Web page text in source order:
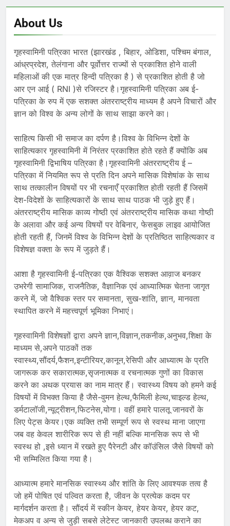
About Us
गृहस्वामिनी पत्रिका भारत (झारखंड , बिहार, ओडिशा, पश्चिम बंगाल,
आंध्रप्रदेश, तेलंगाना और पूर्वोत्तर राज्यों से प्रकाशित होने वाली
महिलाओं की एक मात्र हिन्दी पत्रिका है ) से प्रकाशित होती है जो
आर एन आई ( RNI )से रजिस्टर है।गृहस्वामिनी पत्रिका अब ई-
पत्रिका के रुप में एक सशक्त अंतरराष्ट्रीय माध्यम है अपने विचारों और
ज्ञान को विश्व के अन्य लोगों के साथ साझा करने का।
साहित्य किसी भी समाज का दर्पण है।विश्व के विभिन्न देशों के
साहित्यकार गृहस्वामिनी में निरंतर प्रकाशित होते रहते हैं क्योंकि अब
गृहस्वामिनी द्विभाषिय पत्रिका है।गृहस्वामिनी अंतरराष्ट्रीय ई –
पत्रिका में नियमित रूप से प्रति दिन अपने मासिक विशेषांक के साथ
साथ तत्कालीन विषयों पर भी रचनाएँ प्रकाशित होती रहती हैं जिसमें
देश-विदेशों के साहित्यकारों के साथ साथ पाठक भी जुड़े हुए हैं।
अंतरराष्ट्रीय मासिक काव्य गोष्ठी एवं अंतरराष्ट्रीय मासिक कथा गोष्ठी
के अलावा और कई अन्य विषयों पर वेबिनार, फेसबुक लाइव आयोजित
होती रहती हैं, जिनमें विश्व के विभिन्न देशों के प्रतिष्ठित साहित्यकार व
विशेषज्ञ वक्ता के रूप में जुड़ते हैं।
आशा है गृहस्वामिनी ई-पत्रिका एक वैश्विक सशक्त आव़ाज बनकर
उभरेगी सामाजिक, राजनैतिक, वैज्ञानिक एवं आध्यात्मिक चेतना जागृत
करने में, जो वैश्विक स्तर पर समानता, सुख-शांति, ज्ञान, मानवता
स्थापित करने में महत्त्वपूर्ण भूमिका निभाएं।
गृहस्वामिनी विशेषज्ञों द्वारा अपने ज्ञान,विज्ञान,तकनीक,अनुभव,शिक्षा के
माध्यम से,अपने पाठकों तक
स्वास्थ्य,सौंदर्य,फैशन,इन्टीरियर,कानून,रेसिपी और आध्यात्म के प्रति
जागरूक कर सकारात्मक,सृजनात्मक व रचनात्मक गुणों का विकास
करने का अथक प्रयास का नाम मात्र हैं। स्वास्थ्य विषय को हमने कई
विषयों में विभक्त किया है जैसे-वुमन हेल्थ,फैमिली हेल्थ,चाइल्ड हेल्थ,
डर्मटालॉजी,न्यूट्रीशन,फिटनेस,योगा। वहीं हमारे पालतू जानवरों के
लिए पेट्स केयर।एक व्यक्ति तभी सम्पूर्ण रूप से स्वस्थ माना जाएगा
जब वह केवल शारीरिक रूप से ही नहीं बल्कि मानसिक रूप से भी
स्वस्थ हो ,इसे ध्यान में रखते हुए पैरेनटी और कॉउंसिल जैसे विषयों को
भी सम्मिलित किया गया है।
आध्यात्म हमारे मानसिक स्वास्थ्य और शांति के लिए आवश्यक तत्व है
जो हमें पोषित एवं पल्वित करता है, जीवन के प्रत्येक कदम पर
मार्गदर्शन करता है। सौंदर्य में स्कीन केयर, हेयर केयर, हेयर कट,
मेकअप व अन्य से जुड़ी सबसे लेटेस्ट जानकारी उपलब्ध कराने का